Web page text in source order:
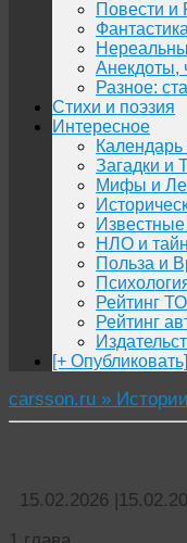
Повести и
Анекдоты,
Разное:
Стихи и поэзия
Интересное
Календарь
Загадки и
Мифы и
НЛО и
Польза и
Рейтинг
Рейтинг
[+ Опубликовать]
carsson.ru »
15.02.2026 |